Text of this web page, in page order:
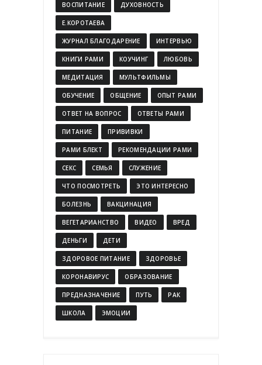
ВОСПИТАНИЕ ДУХОВНОСТЬ
Е.КОРОТАЕВА
ЖУРНАЛ БЛАГОДАРЕНИЕ ИНТЕРВЬЮ
КНИГИ РАМИ КОУЧИНГ ЛЮБОВЬ
МЕДИТАЦИЯ МУЛЬТФИЛЬМЫ
ОБУЧЕНИЕ ОБЩЕНИЕ ОПЫТ РАМИ
ОТВЕТ НА ВОПРОС ОТВЕТЫ РАМИ
ПИТАНИЕ ПРИВИВКИ
РАМИ БЛЕКТ РЕКОМЕНДАЦИИ РАМИ
СЕКС СЕМЬЯ СЛУЖЕНИЕ
ЧТО ПОСМОТРЕТЬ ЭТО ИНТЕРЕСНО
БОЛЕЗНЬ ВАКЦИНАЦИЯ
ВЕГЕТАРИАНСТВО ВИДЕО ВРЕД
ДЕНЬГИ ДЕТИ
ЗДОРОВОЕ ПИТАНИЕ ЗДОРОВЬЕ
КОРОНАВИРУС ОБРАЗОВАНИЕ
ПРЕДНАЗНАЧЕНИЕ ПУТЬ РАК
ШКОЛА ЭМОЦИИ